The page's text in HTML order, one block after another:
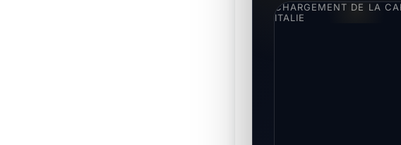
CHARGEMENT DE LA
ITALIE